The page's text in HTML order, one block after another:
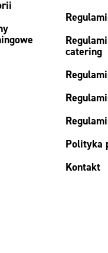
catering
Polityka
Kontakt